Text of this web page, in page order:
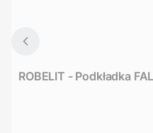
ROBELIT - Podkładka